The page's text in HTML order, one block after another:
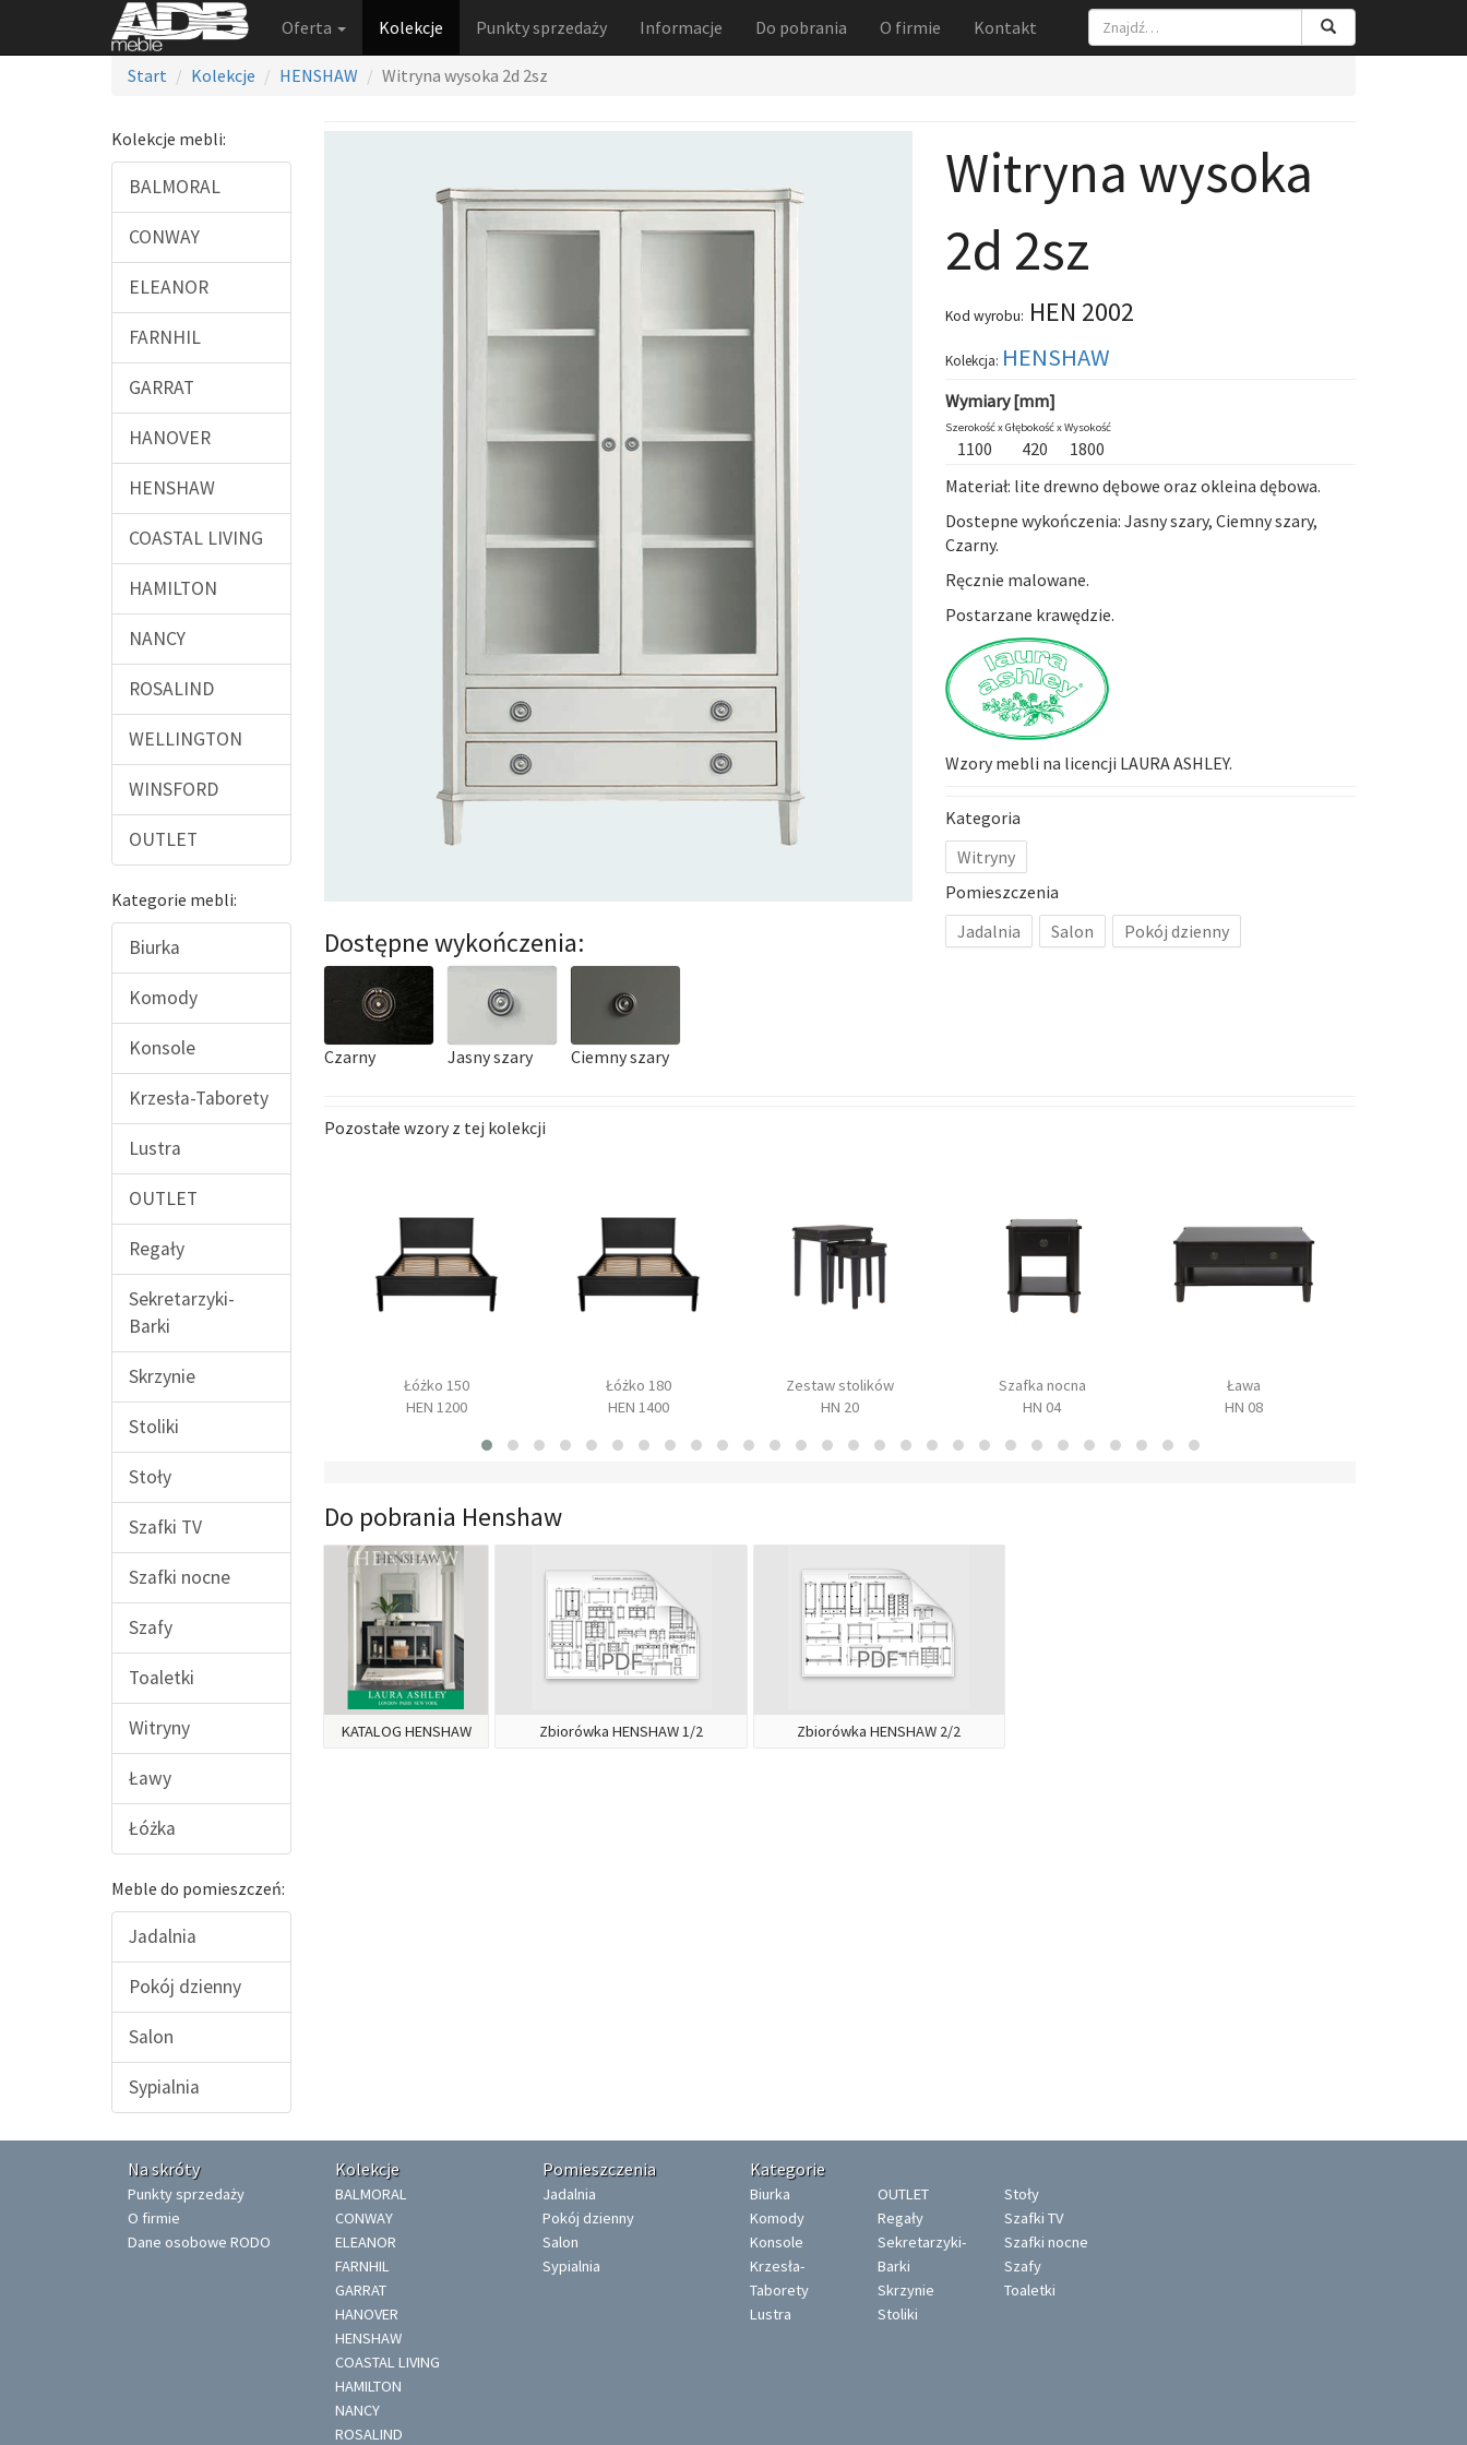
Oferta Kolekcje Punkty sprzedaży Informacje Do pobrania O firmie Kontakt
Start Kolekcje HENSHAW Witryna wysoka 2d 2sz
Kolekcje mebli:
BALMORAL
CONWAY
ELEANOR
FARNHIL
GARRAT
HANOVER
HENSHAW
COASTAL LIVING
HAMILTON
NANCY
ROSALIND
WELLINGTON
WINSFORD
OUTLET
Kategorie mebli:
Biurka
Komody
Konsole
Krzesła-Taborety
Lustra
OUTLET
Regały
Sekretarzyki-
Barki
Skrzynie
Stoliki
Stoły
Szafki TV
Szafki nocne
Szafy
Toaletki
Witryny
Ławy
Łóżka
Meble do pomieszczeń:
Jadalnia
Pokój dzienny
Salon
Sypialnia
Dostępne wykończenia:
Czarny Jasny szary Ciemny szary
Witryna wysoka
2d 2sz
Kod wyrobu: HEN 2002
Kolekcja: HENSHAW
Wymiary [mm]
Szerokość xGłębokość xWysokość
1100 420
1800
Materiał: lite drewno dębowe oraz okleina dębowa.
Dostepne wykończenia: Jasny szary, Ciemny szary,
Czarny.
Ręcznie malowane.
Postarzane krawędzie.
Wzory mebli na licencji LAURA ASHLEY.
Kategoria
Witryny
Pomieszczenia
Jadalnia
Salon Pokój dzienny
Pozostałe wzory z tej kolekcji
HEN 1100
Łóżko 150
HEN 1200
Łóżko 180
HEN 1400
Zestaw stolików
HN 20
Szafka nocna
HN 04
Ława
HN 08
Do pobrania Henshaw
KATALOG HENSHAW Zbiorówka HENSHAW 1/2 Zbiorówka HENSHAW 2/2
Na skróty
Punkty sprzedaży
O firmie
Dane osobowe RODO
Kolekcje
BALMORAL
CONWAY
ELEANOR
FARNHIL
GARRAT
HANOVER
HENSHAW
COASTAL LIVING
HAMILTON
NANCY
ROSALIND
Pomieszczenia
Jadalnia
Pokój dzienny
Salon
Sypialnia
Kategorie
Biurka
Komody
Konsole
Krzesła-
Taborety
Lustra
OUTLET
Regały
Sekretarzyki-
Barki
Skrzynie
Stoliki
Stoły
Szafki TV
Szafki nocne
Szafy
Toaletki